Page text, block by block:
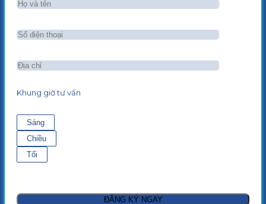
Khung giờ tư vấn
Sáng
Chiều
Tối